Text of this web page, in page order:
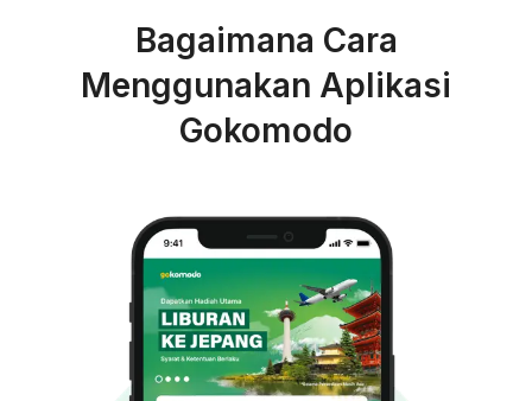
Bagaimana Cara
Menggunakan Aplikasi
Gokomodo